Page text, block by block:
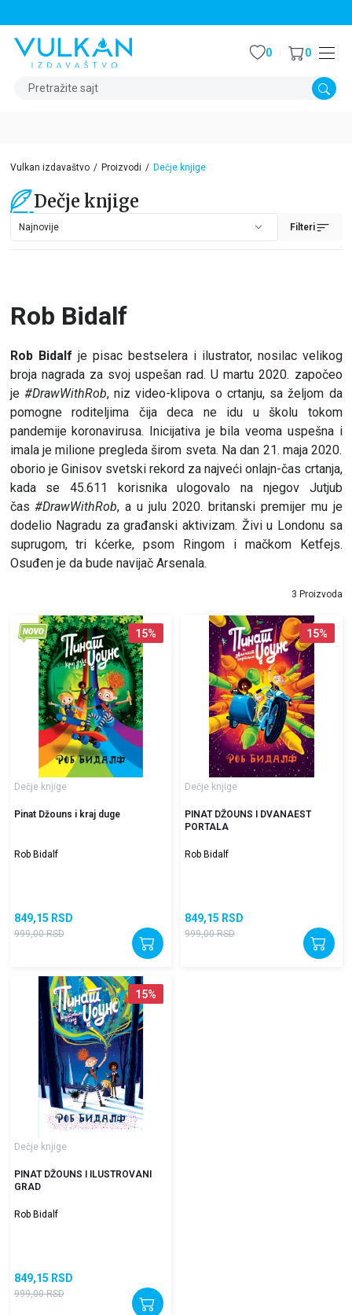
Pretražite sajt
0 0
Vulkan izdavaštvo Proizvodi Dečje knjige
Dečje knjige
Filteri
Rob Bidalf
Rob Bidalf je pisac bestselera i ilustrator, nosilac velikog
broja nagrada za svoj uspešan rad. U martu 2020. započeo
je #DrawWithRob, niz video-klipova o crtanju, sa željom da
pomogne roditeljima čija deca ne idu u školu tokom
pandemije koronavirusa. Inicijativa je bila veoma uspešna i
imala je milione pregleda širom sveta. Na dan 21. maja 2020.
oborio je Ginisov svetski rekord za najveći onlajn-čas crtanja,
kada se 45.611 korisnika ulogovalo na njegov Jutjub
čas#DrawWithRob, a u julu 2020. britanski premijer mu je
dodelio Nagradu za građanski aktivizam. Živi u Londonu sa
suprugom, tri kćerke, psom Ringom i mačkom Ketfejs.
Osuđen je da bude navijač Arsenala.
3 Proizvoda
15%
Dečje knjige
Pinat Džouns i kraj duge
Rob Bidalf
849,15 RSD
999,00 RSD
15%
Dečje knjige
PINAT DŽOUNS I DVANAEST
PORTALA
Rob Bidalf
849,15 RSD
999,00 RSD
15%
Dečje knjige
PINAT DŽOUNS I ILUSTROVANI
GRAD
Rob Bidalf
849,15 RSD
999,00 RSD